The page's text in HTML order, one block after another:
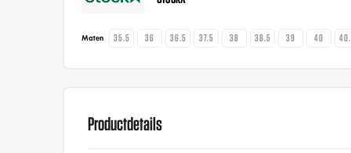
Maten 35.5 36 36.5 37.5 38 38.5 39 40
Productdetails